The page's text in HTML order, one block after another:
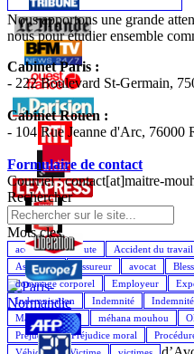
Nous apportons une grande
nous pour étudier ensemble
Cabinet Paris :
- 222 Boulevard St-Germain,
Cabinet Rouen :
- 104 Rue Jeanne d'Arc, 76000
Formulaire de contact
Courriel : contact[at]maitre-
Rechercher
Mots cles
accident de la route Accident du travail
Assistance
Assureur avocat
dommage corporel
Employeur
Indemnisation
Indemnité
Maître Mouhou
méhana mouhou
Préjudice
Préjudice moral